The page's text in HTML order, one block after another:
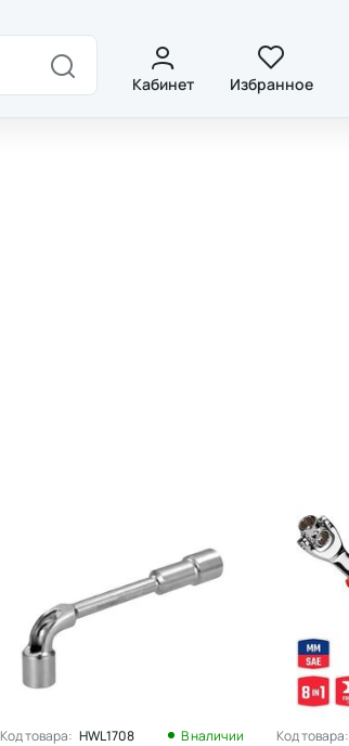
Кабинет Избранное
Код товара: HWL1708 В наличии Код товара: